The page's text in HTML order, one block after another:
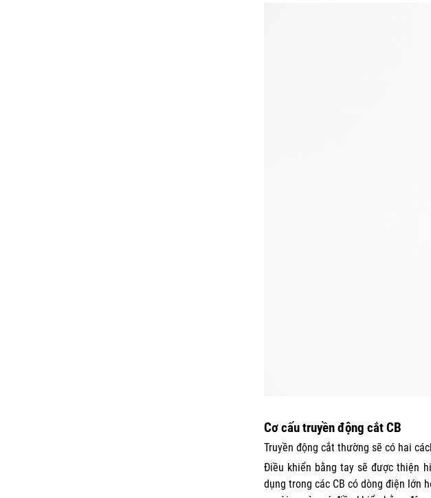
Cơ cấu truyền động cắt CB
Truyền động cắt thường sẽ có hai
Điều khiển bằng tay sẽ được thiện
dụng trong các CB có dòng điện lớn